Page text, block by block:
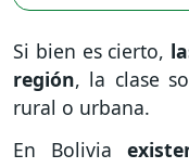
Si bien es cierto,
región, la clase
rural o urbana.
En Bolivia